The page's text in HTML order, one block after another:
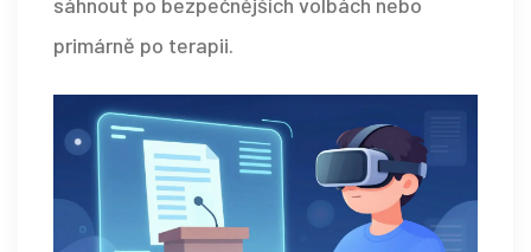
primárně po terapii.